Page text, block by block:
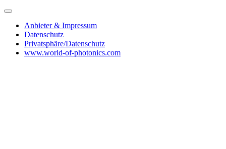
Anbieter & Impressum
Datenschutz
Privatsphäre/Datenschutz
www.world-of-photonics.com